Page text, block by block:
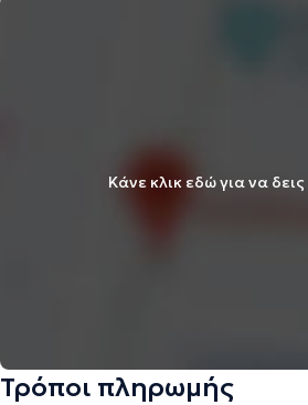
Κάνε κλικ εδώ για να
Τρόποι πληρωμής